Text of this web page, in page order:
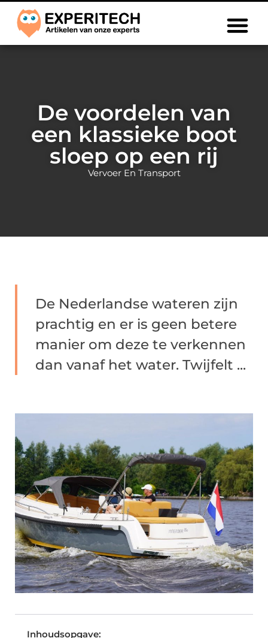
De voordelen van
een klassieke boot
sloep op een rij
Vervoer En Transport
De Nederlandse wateren zijn
prachtig en er is geen betere
manier om deze te verkennen
dan vanaf het water. Twijfelt ...
Inhoudsopgave: